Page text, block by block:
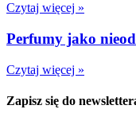
Czytaj więcej »
Perfumy jako
Czytaj więcej »
Zapisz się do